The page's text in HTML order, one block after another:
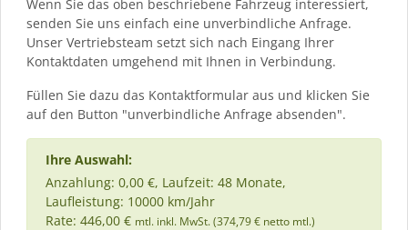
Wenn Sie das oben beschriebene Fahrzeug interessiert,
senden Sie uns einfach eine unverbindliche Anfrage.
Unser Vertriebsteam setzt sich nach Eingang Ihrer
Kontaktdaten umgehend mit Ihnen in Verbindung.
Füllen Sie dazu das Kontaktformular aus und klicken Sie
auf den Button "unverbindliche Anfrage absenden".
Ihre Auswahl:
Anzahlung: 0,00 €, Laufzeit: 48 Monate,
Laufleistung: 10000 km/Jahr
Rate: 446,00 € mtl. inkl. MwSt. (374,79 € netto mtl.)